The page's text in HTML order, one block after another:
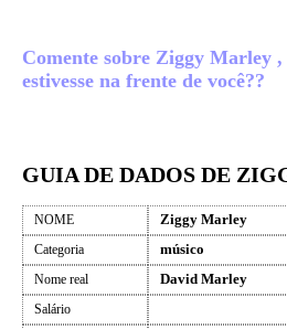
Comente sobre Ziggy Marley ,
estivesse na frente de você??
GUIA DE DADOS DE
NOME Ziggy Marley
Categoria músico
Nome real David Marley
Salário